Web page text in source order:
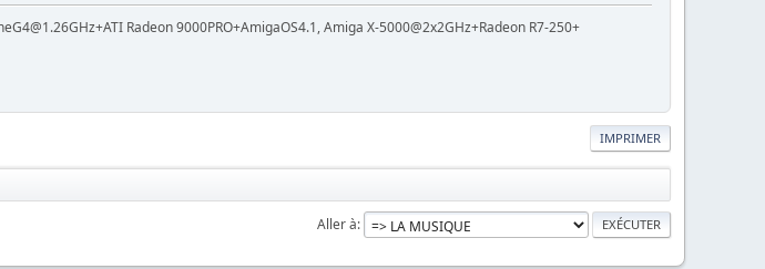
Radeon 9000PRO+AmigaOS4.1, Amiga X-5000@2x2GHz+Radeon R7-250+
IMPRIMER
Aller à